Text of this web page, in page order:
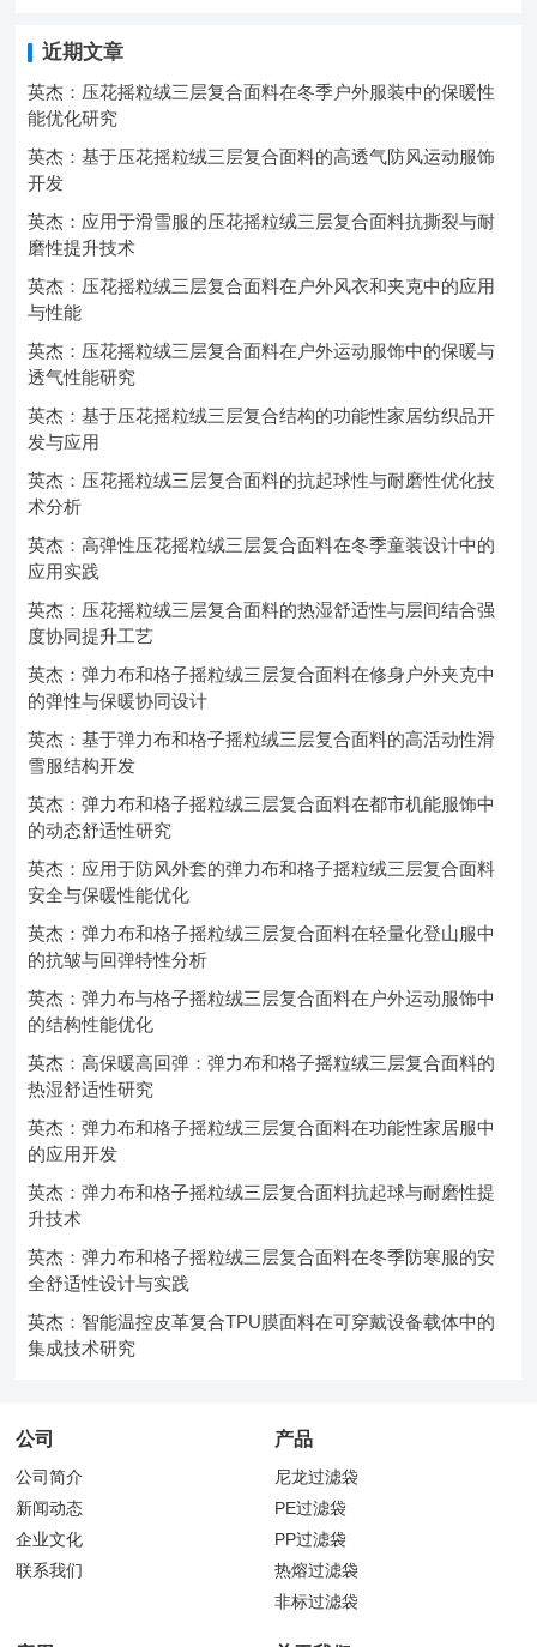
近期文章
英杰：压花摇粒绒三层复合面料在冬季户外服装中的保暖性
能优化研究
英杰：基于压花摇粒绒三层复合面料的高透气防风运动服饰
开发
英杰：应用于滑雪服的压花摇粒绒三层复合面料抗撕裂与耐
磨性提升技术
英杰：压花摇粒绒三层复合面料在户外风衣和夹克中的应用
与性能
英杰：压花摇粒绒三层复合面料在户外运动服饰中的保暖与
透气性能研究
英杰：基于压花摇粒绒三层复合结构的功能性家居纺织品开
发与应用
英杰：压花摇粒绒三层复合面料的抗起球性与耐磨性优化技
术分析
英杰：高弹性压花摇粒绒三层复合面料在冬季童装设计中的
应用实践
英杰：压花摇粒绒三层复合面料的热湿舒适性与层间结合强
度协同提升工艺
英杰：弹力布和格子摇粒绒三层复合面料在修身户外夹克中
的弹性与保暖协同设计
英杰：基于弹力布和格子摇粒绒三层复合面料的高活动性滑
雪服结构开发
英杰：弹力布和格子摇粒绒三层复合面料在都市机能服饰中
的动态舒适性研究
英杰：应用于防风外套的弹力布和格子摇粒绒三层复合面料
安全与保暖性能优化
英杰：弹力布和格子摇粒绒三层复合面料在轻量化登山服中
的抗皱与回弹特性分析
英杰：弹力布与格子摇粒绒三层复合面料在户外运动服饰中
的结构性能优化
英杰：高保暖高回弹：弹力布和格子摇粒绒三层复合面料的
热湿舒适性研究
英杰：弹力布和格子摇粒绒三层复合面料在功能性家居服中
的应用开发
英杰：弹力布和格子摇粒绒三层复合面料抗起球与耐磨性提
升技术
英杰：弹力布和格子摇粒绒三层复合面料在冬季防寒服的安
全舒适性设计与实践
英杰：智能温控皮革复合TPU膜面料在可穿戴设备载体中的
集成技术研究
公司
公司简介
新闻动态
企业文化
联系我们
产品
尼龙过滤袋
PE过滤袋
PP过滤袋
热熔过滤袋
非标过滤袋